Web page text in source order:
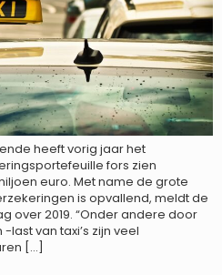
heeft vorig jaar het
fors zien
euro. Met name de grote
is opvallend, meldt de
over 2019. “Onder andere door
van taxi’s zijn veel
[…]